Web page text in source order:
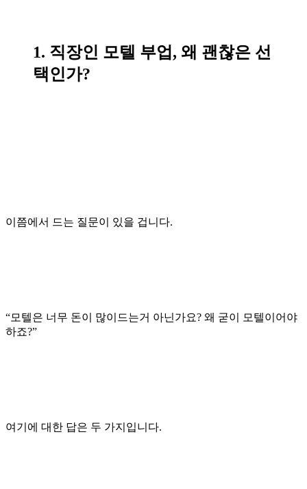
1. 직장인 모텔 부업, 왜 괜찮은 선
택인가?
이쯤에서 드는 질문이 있을 겁니다.
“모텔은 너무 돈이 많이드는거 아닌가요? 왜 굳이 모텔이어야
하죠?”
여기에 대한 답은 두 가지입니다.